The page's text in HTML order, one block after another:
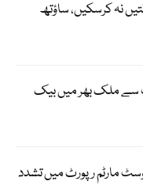
نہ کرسکیں، ساؤتھ
کا 16 اگست سے ملک بھر میں بیک
مارٹم رپورٹ میں تشدد